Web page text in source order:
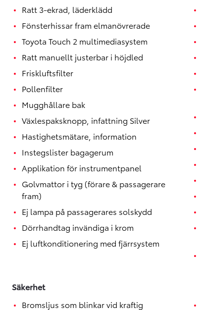
Från 852 900 kr
Ratt 3-ekrad, läderklädd
Fönsterhissar fram elmanövrerade
Toyota Touch 2 multimediasystem
Ratt manuellt justerbar i höjdled
Friskluftsfilter
Pollenfilter
Mugghållare bak
Växlespaksknopp, infattning Silver
Hastighetsmätare, information
Instegslister bagagerum
Applikation för instrumentpanel
Golvmattor i tyg (förare & passagerare
fram)
Ej lampa på passagerares solskydd
Dörrhandtag invändiga i krom
Ej luftkonditionering med fjärrsystem
Säkerhet
Bromsljus som blinkar vid kraftig